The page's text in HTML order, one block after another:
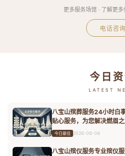
更多服务场馆 · 了解更多
电话咨询
今日
LATEST
八宝山殡葬服务24小时白
贴心服务，为您解决燃眉
今日最佳 2026-08-06
八宝山殡仪服务专业殡仪